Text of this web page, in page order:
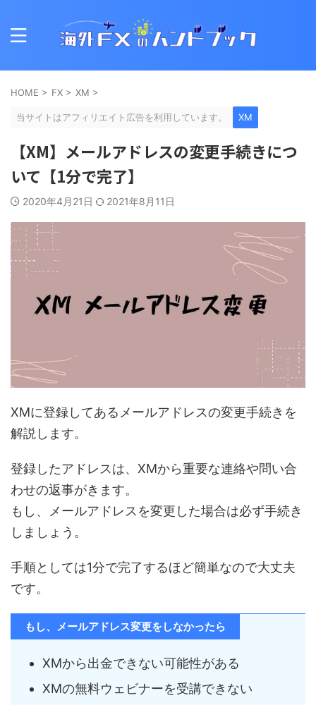
HOME > FX > XM >
当サイトはアフィリエイト広告を利用しています。 XM
【XM】メールアドレスの変更手続きにつ
いて【1分で完了】
2020年4月21日 2021年8月11日
XMに登録してあるメールアドレスの変更手続きを
解説します。
登録したアドレスは、XMから重要な連絡や問い合
わせの返事がきます。
もし、メールアドレスを変更した場合は必ず手続き
しましょう。
手順としては1分で完了するほど簡単なので大丈夫
です。
もし、メールアドレス変更をしなかったら
XMから出金できない可能性がある
XMの無料ウェビナーを受講できない